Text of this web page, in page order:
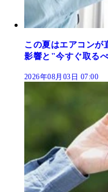
この夏はエアコン
影響と"今すぐ取る
2026年08月03日 07:00